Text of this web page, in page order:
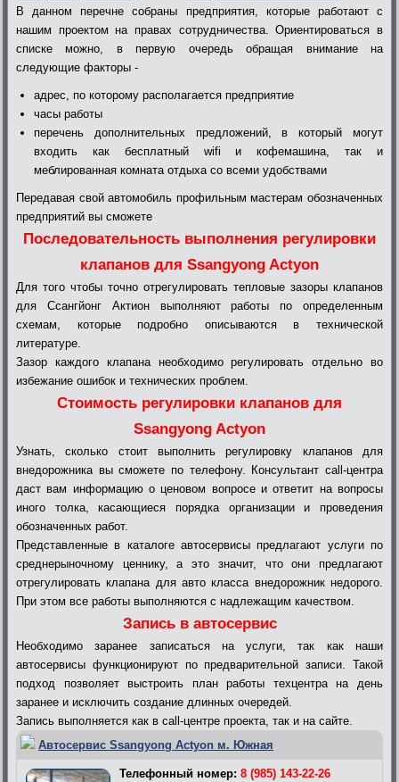
В данном перечне собраны предприятия, которые работают с
нашим проектом на правах сотрудничества. Ориентироваться в
списке можно, в первую очередь обращая внимание на
следующие факторы -
адрес, по которому располагается предприятие
часы работы
перечень дополнительных предложений, в который могут
входить как бесплатный wifi и кофемашина, так и
меблированная комната отдыха со всеми удобствами
Передавая свой автомобиль профильным мастерам обозначенных
предприятий вы сможете
Последовательность выполнения регулировки
клапанов для Ssangyong Actyon
Для того чтобы точно отрегулировать тепловые зазоры клапанов
для Ссангйонг Актион выполняют работы по определенным
схемам, которые подробно описываются в технической
литературе.
Зазор каждого клапана необходимо регулировать отдельно во
избежание ошибок и технических проблем.
Стоимость регулировки клапанов для
Ssangyong Actyon
Узнать, сколько стоит выполнить регулировку клапанов для
внедорожника вы сможете по телефону. Консультант call-центра
даст вам информацию о ценовом вопросе и ответит на вопросы
иного толка, касающиеся порядка организации и проведения
обозначенных работ.
Представленные в каталоге автосервисы предлагают услуги по
среднерыночному ценнику, а это значит, что они предлагают
отрегулировать клапана для авто класса внедорожник недорого.
При этом все работы выполняются с надлежащим качеством.
Запись в автосервис
Необходимо заранее записаться на услуги, так как наши
автосервисы функционируют по предварительной записи. Такой
подход позволяет выстроить план работы техцентра на день
заранее и исключить создание длинных очередей.
Запись выполняется как в call-центре проекта, так и на сайте.
Автосервис Ssangyong Actyon м. Южная
Телефонный номер: 8 (985) 143-22-26